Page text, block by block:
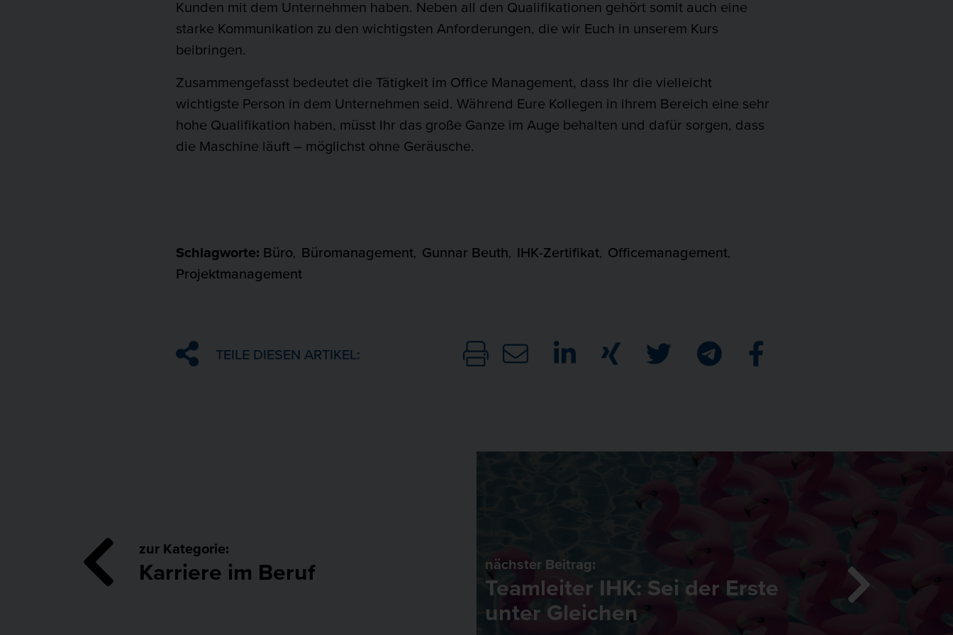
Kunden mit dem Unternehmen haben. Neben all den Qualifikationen gehört somit auch eine
starke Kommunikation zu den wichtigsten Anforderungen, die wir Euch in unserem Kurs
beibringen.
Zusammengefasst bedeutet die Tätigkeit im Office Management, dass Ihr die vielleicht
wichtigste Person in dem Unternehmen seid. Während Eure Kollegen in ihrem Bereich eine sehr
hohe Qualifikation haben, müsst Ihr das große Ganze im Auge behalten und dafür sorgen, dass
die Maschine läuft – möglichst ohne Geräusche.
Schlagworte: Büro, Büromanagement, Gunnar Beuth, IHK-Zertifikat, Officemanagement,
Projektmanagement
TEILE DIESEN ARTIKEL:
zur Kategorie:
Karriere im Beruf nächster Beitrag:
Teamleiter IHK: Sei der Erste
unter Gleichen